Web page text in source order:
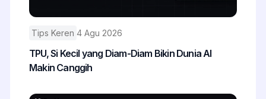
Tips Keren 4 Agu 2026
TPU, Si Kecil yang Diam-Diam Bikin Dunia AI
Makin Canggih